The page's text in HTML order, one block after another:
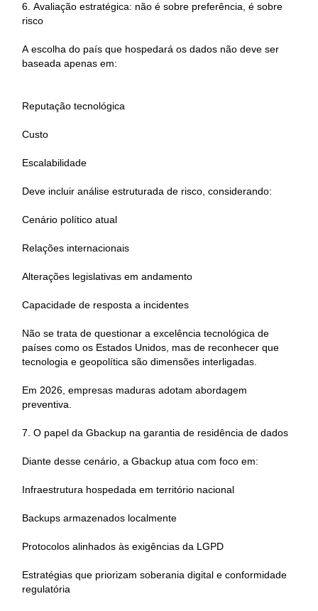
6. Avaliação estratégica: não é sobre preferência, é sobre
risco
A escolha do país que hospedará os dados não deve ser
baseada apenas em:
Reputação tecnológica
Custo
Escalabilidade
Deve incluir análise estruturada de risco, considerando:
Cenário político atual
Relações internacionais
Alterações legislativas em andamento
Capacidade de resposta a incidentes
Não se trata de questionar a excelência tecnológica de
países como os Estados Unidos, mas de reconhecer que
tecnologia e geopolítica são dimensões interligadas.
Em 2026, empresas maduras adotam abordagem
preventiva.
7. O papel da Gbackup na garantia de residência de dados
Diante desse cenário, a Gbackup atua com foco em:
Infraestrutura hospedada em território nacional
Backups armazenados localmente
Protocolos alinhados às exigências da LGPD
Estratégias que priorizam soberania digital e conformidade
regulatória